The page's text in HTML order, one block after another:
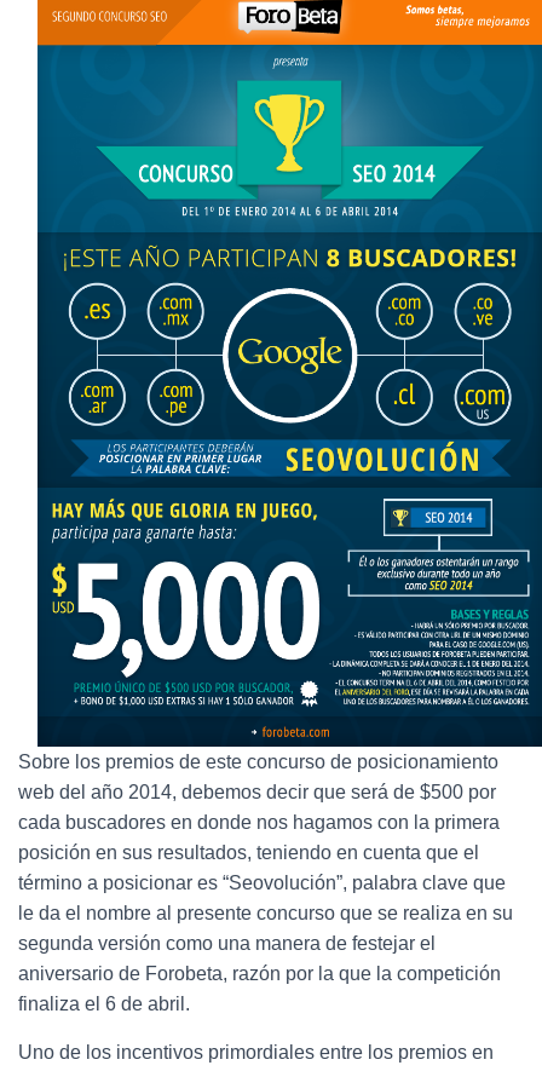
Sobre los premios de este concurso de posicionamiento
web del año 2014, debemos decir que será de $500 por
cada buscadores en donde nos hagamos con la primera
posición en sus resultados, teniendo en cuenta que el
término a posicionar es “Seovolución”, palabra clave que
le da el nombre al presente concurso que se realiza en su
segunda versión como una manera de festejar el
aniversario de Forobeta, razón por la que la competición
finaliza el 6 de abril.
Uno de los incentivos primordiales entre los premios en